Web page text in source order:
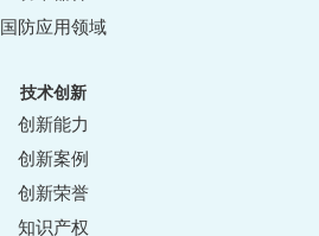
国防应用领域
技术创新
创新能力
创新案例
创新荣誉
知识产权